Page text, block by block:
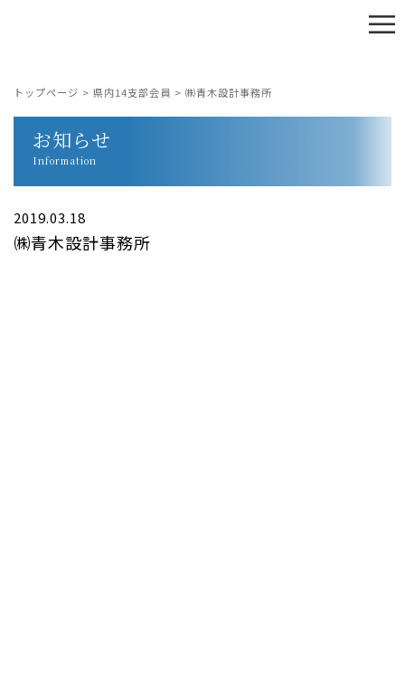
≡
トップページ > 県内14支部会員 > ㈱青木設計事務所
お知らせ
Information
2019.03.18
㈱青木設計事務所